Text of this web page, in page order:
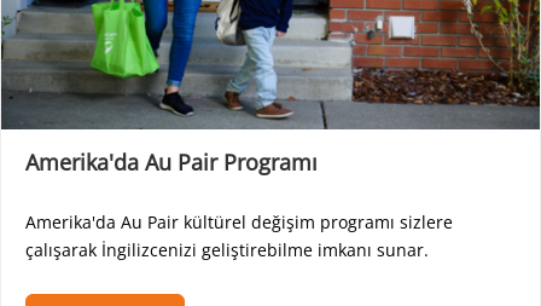
Amerika'da Au Pair Programı
Amerika'da Au Pair kültürel değişim programı sizlere
çalışarak İngilizcenizi geliştirebilme imkanı sunar.